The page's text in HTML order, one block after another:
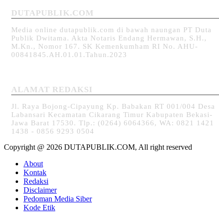
DUTAPUBLIK.COM
Media online dutapublik.com di bawah naungan PT Duta
Publik Dwitama. Akta Notaris Endang Hermawan, S.H.,
M.Kn., Nomor 167. SK Kemenkumham RI No. AHU-
00841845.AH.01.01.Tahun.2023
ALAMAT REDAKSI
Jl. Raya Bojong-Cipayung Kp. Babakan RT 001/004 Desa
Labansari Kecamatan Cikarang Timur Kabupaten Bekasi-
Jawa Barat 17530. Tlp.: (0264) 6064366, WA: 0821 1421
1438 - 0856 9293 0504
Copyright @ 2026 DUTAPUBLIK.COM, All right reserved
About
Kontak
Redaksi
Disclaimer
Pedoman Media Siber
Kode Etik